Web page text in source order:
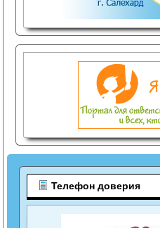
Телефон доверия